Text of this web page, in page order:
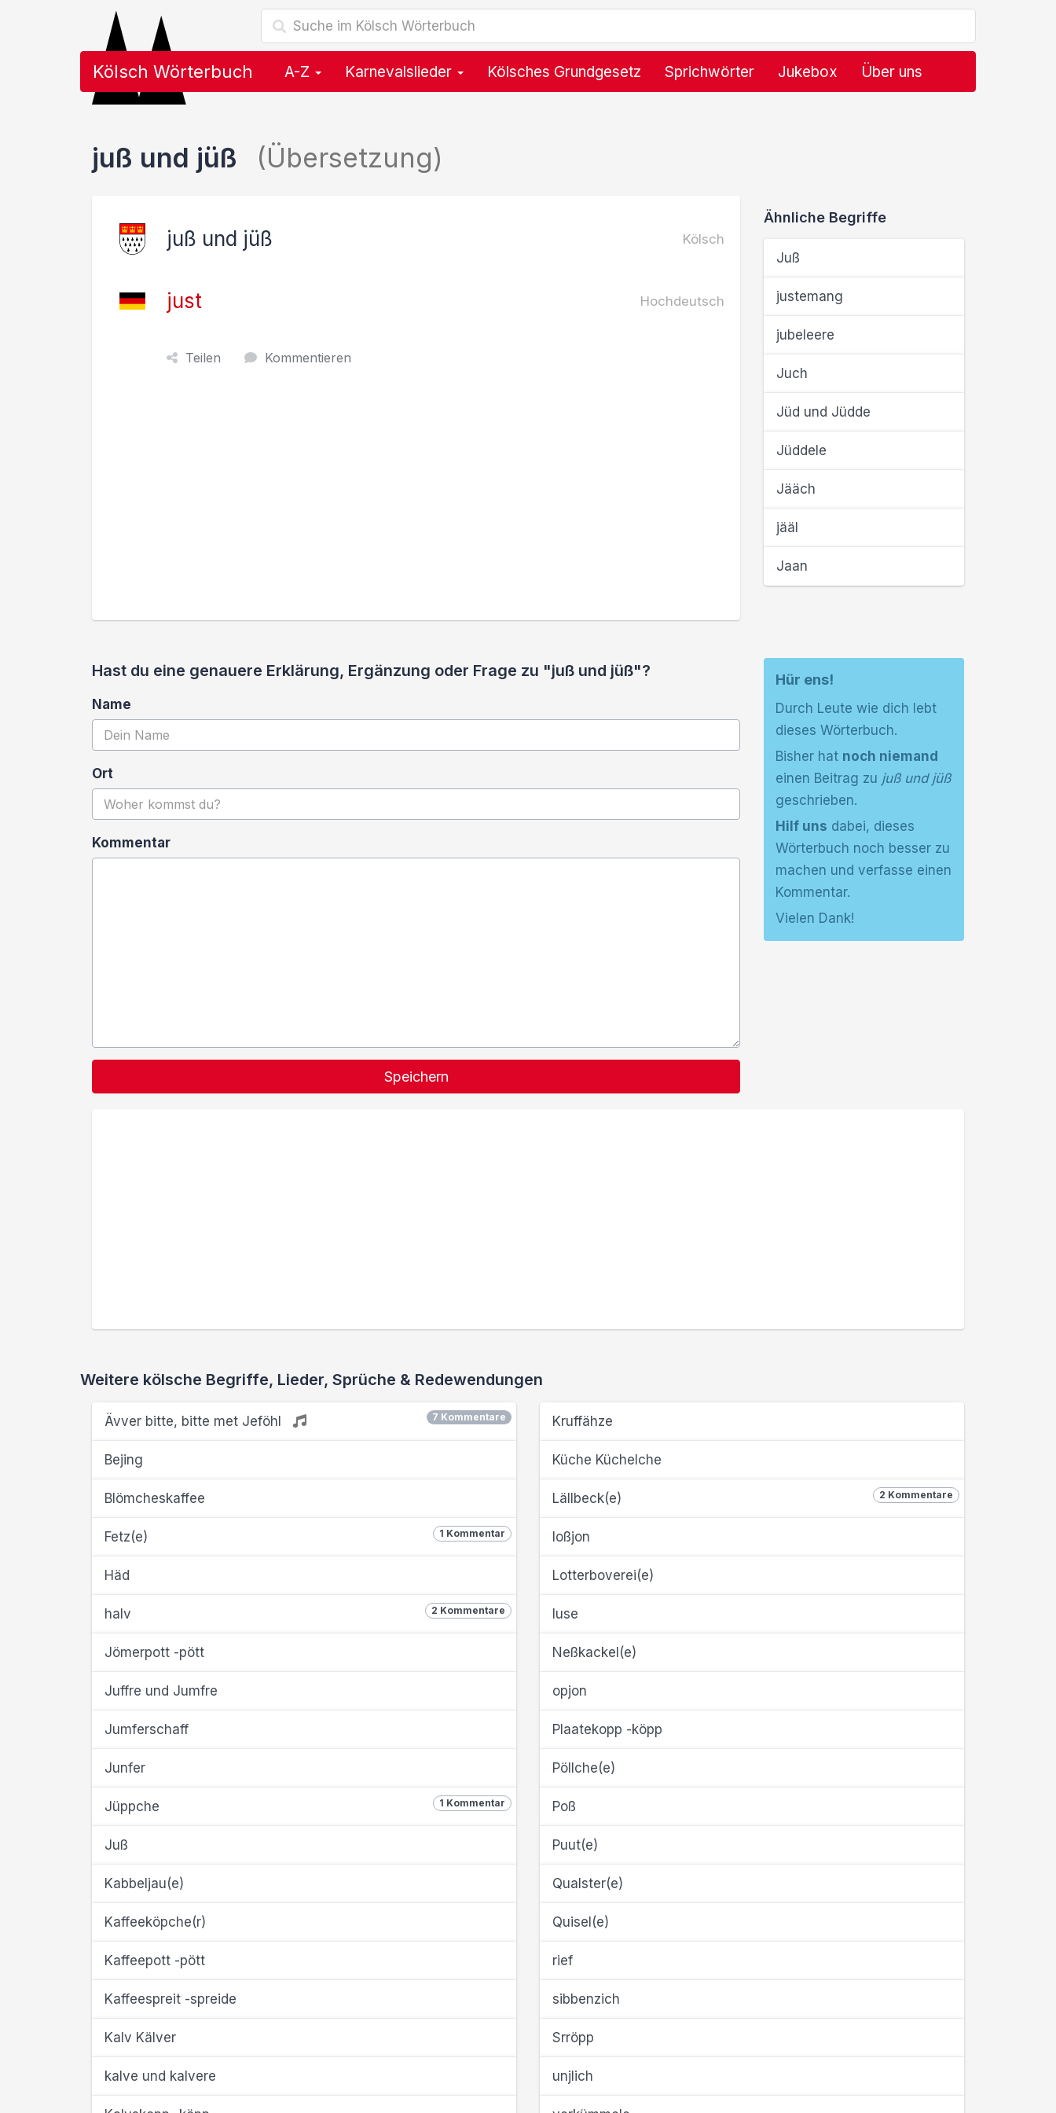
Kölsch Wörterbuch A-Z Karnevalslieder Kölsches Grundgesetz Sprichwörter Jukebox Über uns
juß und jüß (Übersetzung)
juß und jüß Kölsch
just Hochdeutsch
Teilen Kommentieren
Ähnliche Begriffe
Juß
justemang
jubeleere
Juch
Jüd und Jüdde
Jüddele
Jääch
jääl
Jaan
Hast du eine genauere Erklärung, Ergänzung oder Frage zu "juß und jüß"?
Name
Ort
Kommentar
Speichern
Hür ens!
Durch Leute wie dich lebt
dieses Wörterbuch.
Bisher hat noch niemand
einen Beitrag zu juß und jüß
geschrieben.
Hilf uns dabei, dieses
Wörterbuch noch besser zu
machen und verfasse einen
Kommentar.
Vielen Dank!
Weitere kölsche Begriffe, Lieder, Sprüche & Redewendungen
7 Kommentare
Ävver bitte, bitte met Jeföhl
Bejing
Blömcheskaffee
1 Kommentar
Fetz(e)
Häd
2 Kommentare
halv
Jömerpott -pött
Juffre und Jumfre
Jumferschaff
Junfer
1 Kommentar
Jüppche
Juß
Kabbeljau(e)
Kaffeeköpche(r)
Kaffeepott -pött
Kaffeespreit -spreide
Kalv Kälver
kalve und kalvere
Kruffähze
Küche Küchelche
2 Kommentare
Lällbeck(e)
loßjon
Lotterboverei(e)
luse
Neßkackel(e)
opjon
Plaatekopp -köpp
Pöllche(e)
Poß
Puut(e)
Qualster(e)
Quisel(e)
rief
sibbenzich
Srröpp
unjlich